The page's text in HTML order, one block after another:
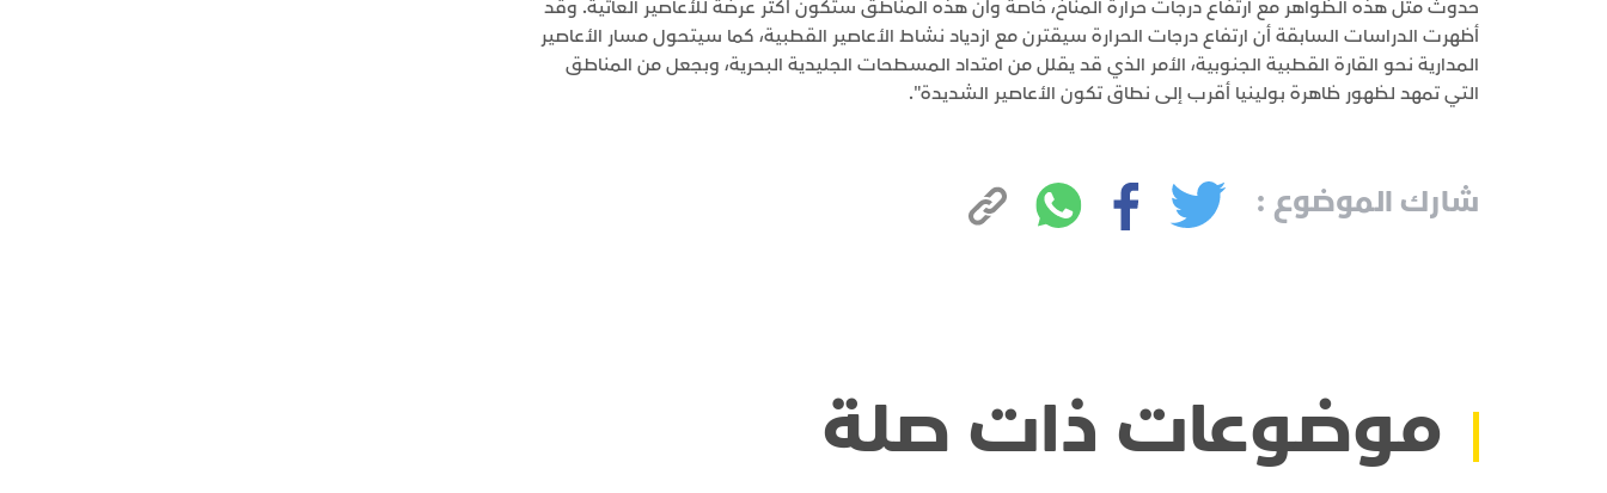
حدوث مثل هذه الظواهر مع ارتفاع درجات حرارة المناخ، خاصة وأن هذه المناطق ستكون أكثر عرضة للأعاصير العاتية. وقد
أظهرت الدراسات السابقة أن ارتفاع درجات الحرارة سيقترن مع ازدياد نشاط الأعاصير القطبية، كما سيتحول مسار الأعاصير
المدارية نحو القارة القطبية الجنوبية، الأمر الذي قد يقلل من امتداد المسطحات الجليدية البحرية، وبجعل من المناطق
التي تمهد لظهور ظاهرة بولينيا أقرب إلى نطاق تكون الأعاصير الشديدة".
شارك الموضوع :
موضوعات ذات صلة